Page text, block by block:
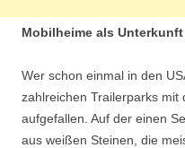
Mobilheime als
Wer schon einmal in den
zahlreichen Trailerparks mit
aufgefallen. Auf der einen
aus weißen Steinen, die